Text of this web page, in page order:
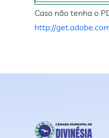
Caso não tenha o
http://